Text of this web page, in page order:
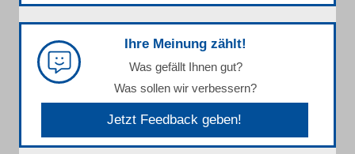
Ihre Meinung zählt!
Was gefällt Ihnen gut?
Was sollen wir verbessern?
Jetzt Feedback geben!